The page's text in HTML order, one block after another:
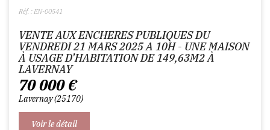
VENTE AUX ENCHERES PUBLIQUES DU
VENDREDI 21 MARS 2025 A 10H - UNE MAISON
À USAGE D’HABITATION DE 149,63M2 À
LAVERNAY
70 000 €
Lavernay 25170
Réf. : EN-00541
Voir le détail